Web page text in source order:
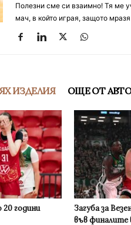
Полезни сме си взаимно! Тя ме
мач, в който играя, защото
ИЗДЕЛИЯ ОЩЕ ОТ
години
Загуба за
във финалите